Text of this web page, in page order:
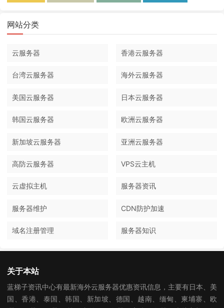
网站分类
云服务器 香港云服务器
台湾云服务器 海外云服务器
美国云服务器 日本云服务器
韩国云服务器 欧洲云服务器
新加坡云服务器 亚洲云服务器
高防云服务器 VPS云主机
云虚拟主机 服务器资讯
服务器维护 CDN防护加速
域名注册管理 服务器知识
关于本站
蓝梯子资讯中心有最新海外云服务器优惠资讯信息，主要有日本、美
国、香港、泰国、韩国、新加坡、德国、越南、缅甸、柬埔寨、欧